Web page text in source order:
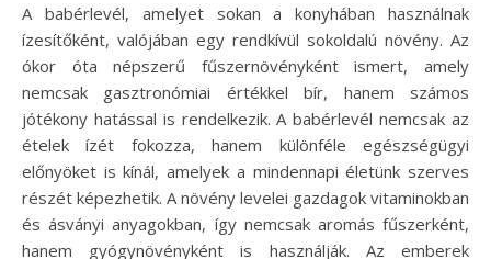
A babérlevél, amelyet sokan a konyhában használnak
ízesítőként, valójában egy rendkívül sokoldalú növény. Az
ókor óta népszerű fűszernövényként ismert, amely
nemcsak gasztronómiai értékkel bír, hanem számos
jótékony hatással is rendelkezik. A babérlevél nemcsak az
ételek ízét fokozza, hanem különféle egészségügyi
előnyöket is kínál, amelyek a mindennapi életünk szerves
részét képezhetik. A növény levelei gazdagok vitaminokban
és ásványi anyagokban, így nemcsak aromás fűszerként,
hanem gyógynövényként is használják. Az emberek